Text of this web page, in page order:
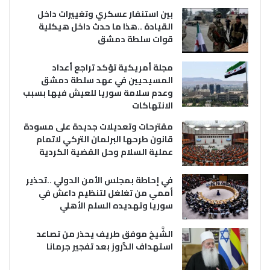
بين استنفار عسكري وتغييرات داخل
القيادة ..هذا ما حدث داخل هيكلية
قوات سلطة دمشق
مجلة أمريكية تؤكد تراجع أعداد
المسيحيين في عهد سلطة دمشق
وعدم سلامة سوريا للعيش فيها بسبب
الانتهاكات
مقترحات وتعديلات جديدة على مسودة
قانون طرحها البرلمان التركي لاتمام
عملية السلام وحل القضية الكردية
في إحاطة بمجلس الأمن الدولي ..تحذير
أممي من تغلغل لتنظيم داعش في
سوريا وتهديده السلم الأهلي
الشَّيخ موفق طريف يحذر من تصاعد
استهداف الدَّروز بعد تفجير جرمانا